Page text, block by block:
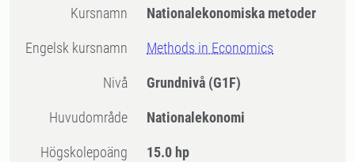
Kursnamn Nationalekonomiska metoder
Engelsk kursnamn Methods in Economics
Nivå Grundnivå (G1F)
Huvudområde Nationalekonomi
högskolepoäng 15.0 hp